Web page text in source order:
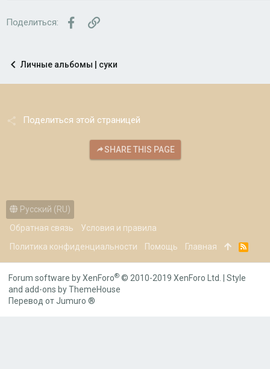
Поделиться: FacebookСсылка
Личные альбомы | суки
Поделиться этой страницей
SHARE THIS PAGE
Русский (RU)
Обратная связь
Условия и правила
Политика конфиденциальности
Помощь Главная
R
Forum software by XenForo® © 2010-2019 XenForo Ltd.
Style
and add-ons by ThemeHouse
Перевод от Jumuro ®